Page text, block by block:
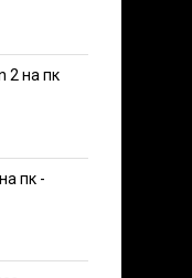
2 на пк
пк -